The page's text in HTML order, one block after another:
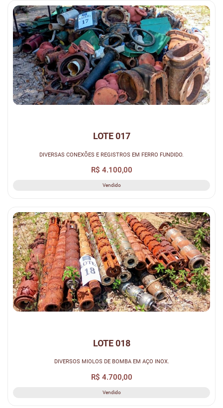
LOTE 017
DIVERSAS CONEXÕES E REGISTROS EM FERRO FUNDIDO.
R$ 4.100,00
Vendido
LOTE 018
DIVERSOS MIOLOS DE BOMBA EM AÇO INOX.
R$ 4.700,00
Vendido